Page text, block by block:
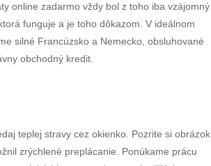
online zadarmo vždy bol z toho iba vzájomný
funguje a je toho dôkazom. V ideálnom
silné Francúzsko a Nemecko, obsluhované
obchodný kredit.
teplej stravy cez okienko. Pozrite si obrázok
zrýchlené preplácanie. Ponúkame prácu